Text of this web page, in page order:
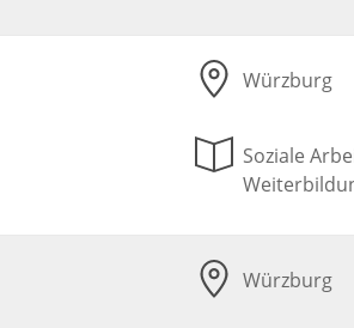
Würzburg
Soziale
Würzburg